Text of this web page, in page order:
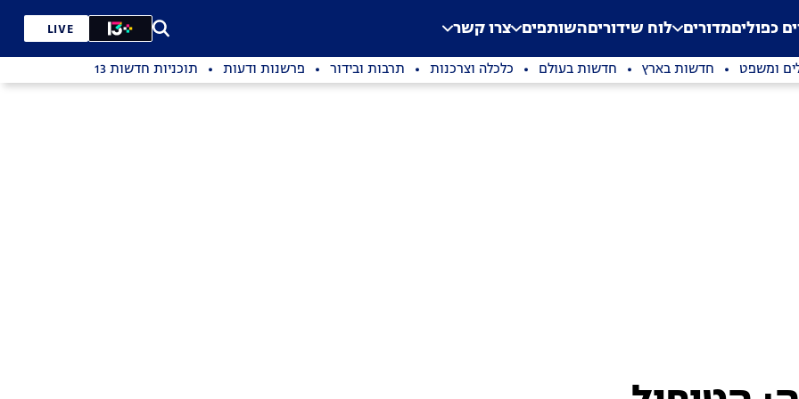
Application error: a
. כפוליםמדורים לוח שידוריםהשותפים צרו קשר LIVE
ומשפט חדשות בארץ חדשות בעולם כלכלה וצרכנות תרבות ובידור פרשנות ודעות תוכניות חדשות 13